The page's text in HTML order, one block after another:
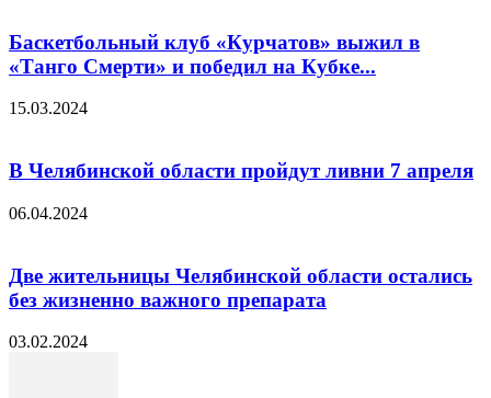
Баскетбольный клуб «Курчатов» выжил в
«Танго Смерти» и победил на Кубке...
15.03.2024
В Челябинской области пройдут ливни 7 апреля
06.04.2024
Две жительницы Челябинской области остались
без жизненно важного препарата
03.02.2024